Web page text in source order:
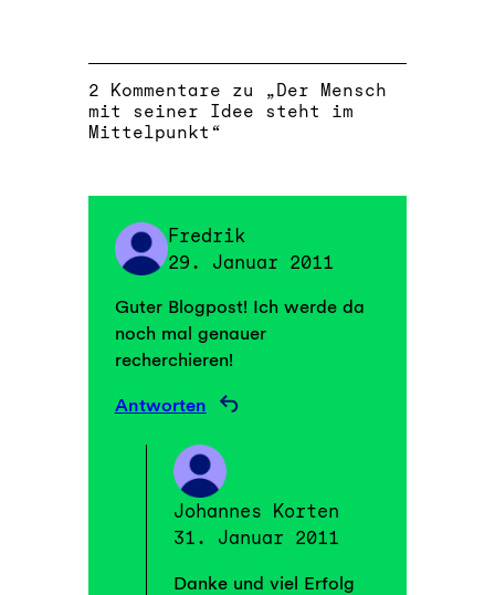
2 Kommentare zu „Der Mensch
mit seiner Idee steht im
Mittelpunkt“
Fredrik
29. Januar 2011
Guter Blogpost! Ich werde da
noch mal genauer
recherchieren!
Antworten
Johannes Korten
31. Januar 2011
Danke und viel Erfolg